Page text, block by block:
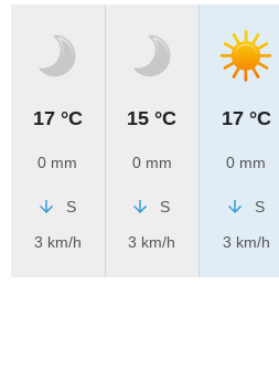
17 °C
0 mm
S
3 km/h
15 °C
0 mm
S
3 km/h
17 °C
0 mm
S
3 km/h